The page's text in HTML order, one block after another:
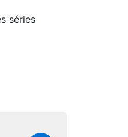
séries